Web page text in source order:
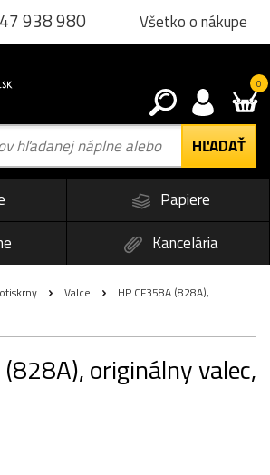
938 980 Všetko o nákupe
0
Papiere
Kancelária
Valce
HP CF358A (828A),
originálny valec,